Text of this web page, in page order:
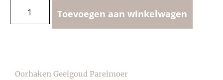
Toevoegen aan winkelwagen
Oorhaken Geelgoud Parelmoer